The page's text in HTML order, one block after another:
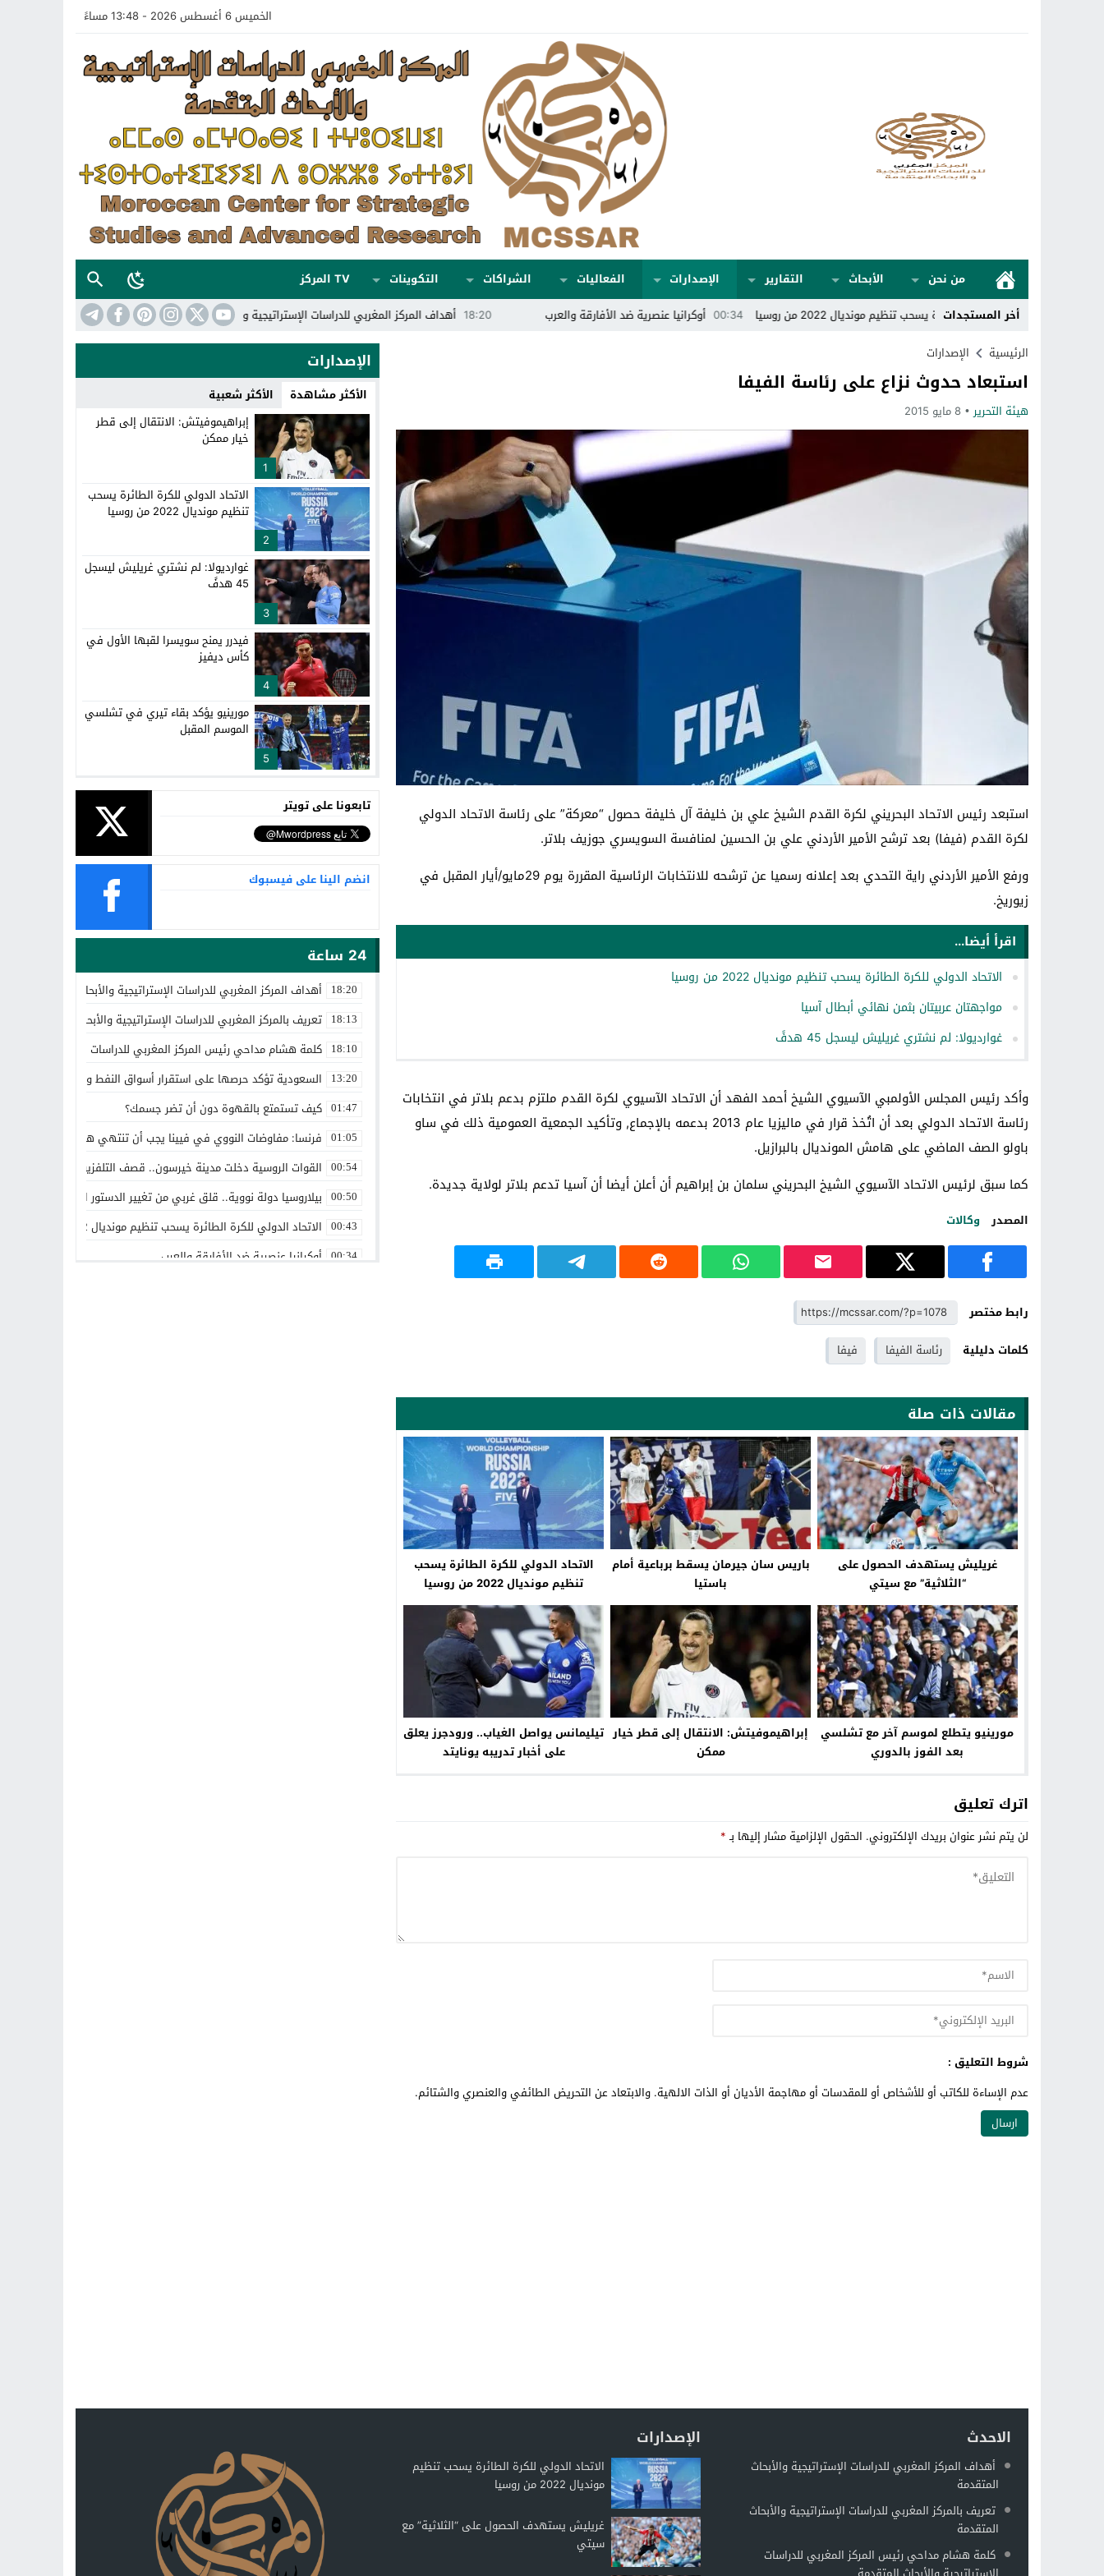
الخميس 6 أغسطس 2026 - 13:48 مساءً
من نحن الأبحاث التقارير الإصدارات الفعاليات الشراكات التكوينات
TV المركز
أخر المستجدات
18:20 أهداف المركز المغربي للدراسات الإستراتيجية والأبحاث المتقدمة 18:13 تعريف بالمركز المغربي للدراسات للكرة الطائرة يسحب تنظيم مونديال 2022 من روسيا 00:34 أوكرانيا عنصرية ضد الأفارقة والعرب
الرئيسية
الإصدارات
استبعاد حدوث نزاع على رئاسة الفيفا
هيئة التحرير 8 مايو 2015
استبعد رئيس الاتحاد البحريني لكرة القدم الشيخ علي بن خليفة آل خليفة حصول “معركة” على رئاسة الاتحاد الدولي
لكرة القدم (فيفا) بعد ترشح الأمير الأردني علي بن الحسين لمنافسة السويسري جوزيف بلاتر.
ورفع الأمير الأردني راية التحدي بعد إعلانه رسميا عن ترشحه للانتخابات الرئاسية المقررة يوم 29مايو/أيار المقبل في
زيوريخ.
اقرأ أيضا...
الاتحاد الدولي للكرة الطائرة يسحب تنظيم مونديال 2022 من روسيا
مواجهتان عربيتان بثمن نهائي أبطال آسيا
غوارديولا: لم نشتري غريليش ليسجل 45 هدفً
وأكد رئيس المجلس الأولمبي الآسيوي الشيخ أحمد الفهد أن الاتحاد الآسيوي لكرة القدم ملتزم بدعم بلاتر في انتخابات
رئاسة الاتحاد الدولي بعد أن اتُخذ قرار في ماليزيا عام 2013 بدعمه بالإجماع, وتأكيد الجمعية العمومية ذلك في ساو
باولو الصف الماضي على هامش المونديال بالبرازيل.
كما سبق لرئيس الاتحاد الآسيوي الشيخ البحريني سلمان بن إبراهيم أن أعلن أيضا أن آسيا تدعم بلاتر لولاية جديدة.
المصدر وكالات
رابط مختصر
كلمات دليلية
رئاسة الفيفا فيفا
مقالات ذات صلة
غريليش يستهدف الحصول على
“الثلاثية” مع سيتي
باريس سان جيرمان يسقط برباعية أمام
باستيا
الاتحاد الدولي للكرة الطائرة يسحب
تنظيم مونديال 2022 من روسيا
مورينيو يتطلع لموسم آخر مع تشلسي
بعد الفوز بالدوري
إبراهيموفيتش: الانتقال إلى قطر خيار
ممكن
تيليمانس يواصل الغياب.. ورودجرز يعلق
على أخبار تدريبه يونايتد
اترك تعليق
لن يتم نشر عنوان بريدك الإلكتروني. الحقول الإلزامية مشار إليها بـ*
شروط التعليق :
عدم الإساءة للكاتب أو للأشخاص أو للمقدسات أو مهاجمة الأديان أو الذات الالهية. والابتعاد عن التحريض الطائفي والعنصري والشتائم.
الإصدارات
الأكثر مشاهدة الأكثر شعبية
1
إبراهيموفيتش: الانتقال إلى قطر
خيار ممكن
2
الاتحاد الدولي للكرة الطائرة يسحب
تنظيم مونديال 2022 من روسيا
3
غوارديولا: لم نشتري غريليش ليسجل
45 هدفً
4
فيدرر يمنح سويسرا لقبها الأول في
كأس ديفيز
5
مورينيو يؤكد بقاء تيري في تشلسي
الموسم المقبل
تابعونا على تويتر
انضم الينا على فيسبوك
24 ساعة
18:20 أهداف المركز المغربي للدراسات الإستراتيجية والأبحاث المتقدمة
18:13 تعريف بالمركز المغربي للدراسات الإستراتيجية والأبحاث المتقدمة
18:10 كلمة هشام مداحي رئيس المركز المغربي للدراسات الإستراتيجية
13:20 السعودية تؤكد حرصها على استقرار أسواق النفط والالتزام باتفاق
01:47 كيف تستمتع بالقهوة دون أن تضر جسمك؟
01:05 فرنسا: مفاوضات النووي في فيينا يجب أن تنتهي هذا الأسبوع
00:54 القوات الروسية دخلت مدينة خيرسون.. قصف التلفزيون الأوكراني
00:50 بيلاروسيا دولة نووية.. قلق غربي من تغيير الدستور البيلاروسي لتصبح
00:43 الاتحاد الدولي للكرة الطائرة يسحب تنظيم مونديال 2022 من روسيا
00:34 أوكرانيا عنصرية ضد الأفارقة والعرب
الاحدث
أهداف المركز المغربي للدراسات الإستراتيجية والأبحاث
المتقدمة
تعريف بالمركز المغربي للدراسات الإستراتيجية والأبحاث
المتقدمة
كلمة هشام مداحي رئيس المركز المغربي للدراسات
الإصدارات
الاتحاد الدولي للكرة الطائرة يسحب تنظيم
مونديال 2022 من روسيا
غريليش يستهدف الحصول على “الثلاثية” مع
سيتي